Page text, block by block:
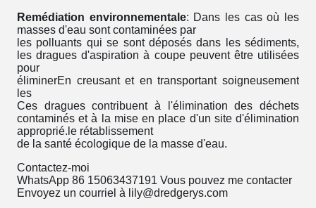
Remédiation environnementale: Dans les cas où les
masses d'eau sont contaminées par
les polluants qui se sont déposés dans les sédiments,
les dragues d'aspiration à coupe peuvent être utilisées
pour
éliminerEn creusant et en transportant soigneusement
les
Ces dragues contribuent à l'élimination des déchets
contaminés et à la mise en place d'un site d'élimination
approprié. le rétablissement
de la santé écologique de la masse d'eau.
Contactez-moi
WhatsApp 86 15063437191 Vous pouvez me contacter
Envoyez un courriel à lily@dredgerys.com